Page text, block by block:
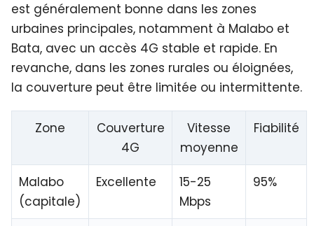
est généralement bonne dans les zones
urbaines principales, notamment à Malabo et
Bata, avec un accès 4G stable et rapide. En
revanche, dans les zones rurales ou éloignées,
la couverture peut être limitée ou intermittente.
Zone
Couverture
4G
Vitesse
moyenne
Fiabilité
Malabo
(capitale)
Excellente
15-25
Mbps
95%